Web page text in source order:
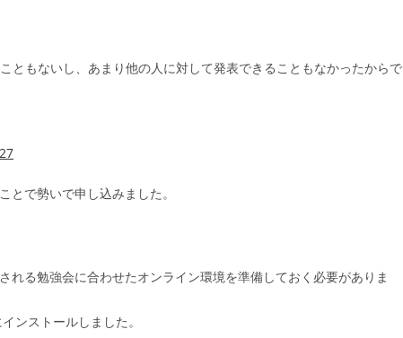
ともないし、あまり他の人に対して発表できることもなかったからで
で勢いで申し込みました。
る勉強会に合わせたオンライン環境を準備しておく必要がありま
ンストールしました。